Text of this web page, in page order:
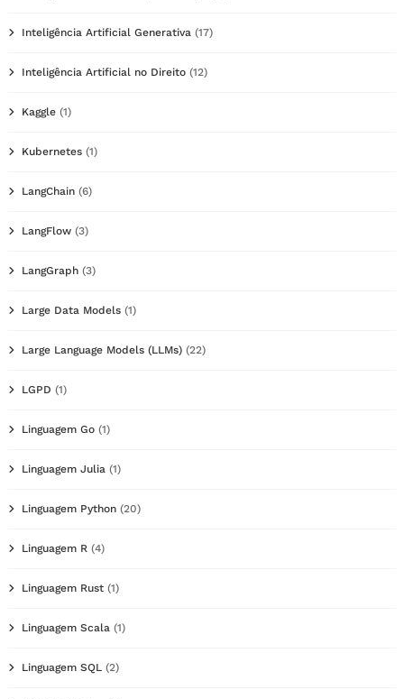
Inteligência Artificial Generativa (17)
Inteligência Artificial no Direito (12)
Kaggle (1)
Kubernetes (1)
LangChain (6)
LangFlow (3)
LangGraph (3)
Large Data Models (1)
Large Language Models (LLMs) (22)
LGPD (1)
Linguagem Go (1)
Linguagem Julia (1)
Linguagem Python (20)
Linguagem R (4)
Linguagem Rust (1)
Linguagem Scala (1)
Linguagem SQL (2)